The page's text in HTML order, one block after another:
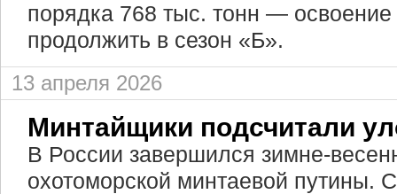
порядка 768 тыс. тонн — освоение
продолжить в сезон «Б».
13 апреля 2026
Минтайщики подсчитали
В России завершился зимне-
охотоморской минтаевой путины.